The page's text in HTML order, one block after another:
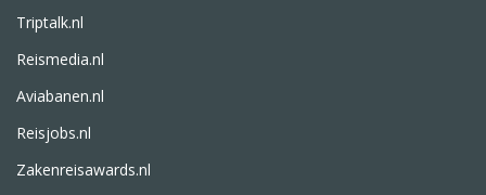
Triptalk.nl
Reismedia.nl
Aviabanen.nl
Reisjobs.nl
Zakenreisawards.nl